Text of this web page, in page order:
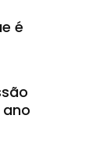
é